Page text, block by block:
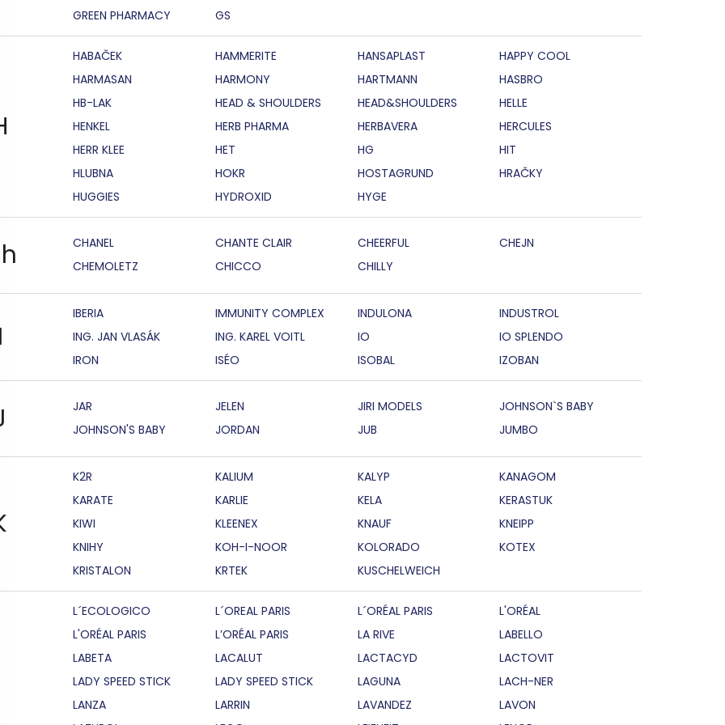
GREEN PHARMACY GS
HABAČEK HAMMERITE HANSAPLAST
HAPPY COOL
HARMASAN
HARMONY HARTMANN
HASBRO
HB-LAK
HEAD & SHOULDERS HEAD&SHOULDERS
HELLE
HENKEL
HERB PHARMA HERBAVERA
HERCULES
HERR KLEE
HET HG
HIT
HLUBNA
HOKR HOSTAGRUND
HRAČKY
HUGGIES
HYDROXID HYGE
CHANEL CHANTE CLAIR CHEERFUL
CHEJN
CHEMOLETZ
CHICCO CHILLY
IBERIA IMMUNITY COMPLEX INDULONA
INDUSTROL
ING. JAN VLASÁK
ING. KAREL VOITL IO
IO SPLENDO
IRON
ISÉO ISOBAL IZOBAN
JAR JELEN JIRI MODELS
JOHNSON`S BABY
JOHNSON'S BABY
JORDAN JUB JUMBO
K2R KALIUM KALYP
KANAGOM
KARATE
KARLIE KELA
KERASTUK
KIWI
KLEENEX KNAUF
KNEIPP
KNIHY
KOH-I-NOOR KOLORADO
KOTEX
KRISTALON
KRTEK KUSCHELWEICH
L´ECOLOGICO L´OREAL PARIS L´ORÉAL PARIS
L'ORÉAL
L'ORÉAL PARIS
L’ORÉAL PARIS LA RIVE
LABELLO
LABETA
LACALUT LACTACYD
LACTOVIT
LADY SPEED STICK
LADY SPEED STICK LAGUNA
LACH-NER
LANZA
LARRIN LAVANDEZ
LAVON